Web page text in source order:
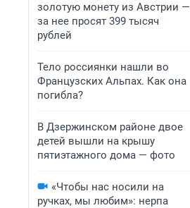
золотую монету из Австрии —
за нее просят 399 тысяч
рублей
Тело россиянки нашли во
Французских Альпах. Как она
погибла?
В Дзержинском районе двое
детей вышли на крышу
пятиэтажного дома — фото
«Чтобы нас носили на
ручках, мы любим»: нерпа